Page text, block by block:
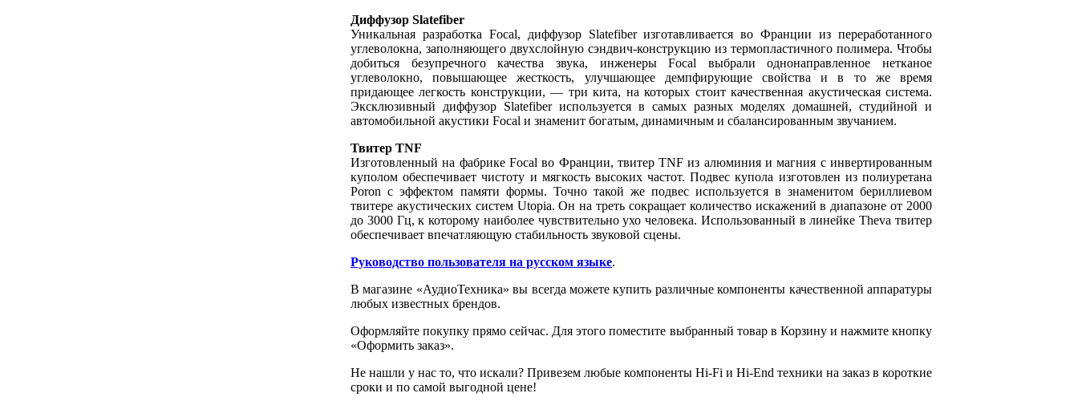
Диффузор Slatefiber
Уникальная разработка Focal, диффузор Slatefiber изготавливается во Франции из переработанного
углеволокна, заполняющего двухслойную сэндвич-конструкцию из термопластичного полимера. Чтобы
добиться безупречного качества звука, инженеры Focal выбрали однонаправленное нетканое
углеволокно, повышающее жесткость, улучшающее демпфирующие свойства и в то же время
придающее легкость конструкции, — три кита, на которых стоит качественная акустическая система.
Эксклюзивный диффузор Slatefiber используется в самых разных моделях домашней, студийной и
автомобильной акустики Focal и знаменит богатым, динамичным и сбалансированным звучанием.
Твитер TNF
Изготовленный на фабрике Focal во Франции, твитер TNF из алюминия и магния с инвертированным
куполом обеспечивает чистоту и мягкость высоких частот. Подвес купола изготовлен из полиуретана
Poron с эффектом памяти формы. Точно такой же подвес используется в знаменитом бериллиевом
твитере акустических систем Utopia. Он на треть сокращает количество искажений в диапазоне от 2000
до 3000 Гц, к которому наиболее чувствительно ухо человека. Использованный в линейке Theva твитер
обеспечивает впечатляющую стабильность звуковой сцены.
Руководство пользователя на русском языке.
В магазине «АудиоТехника» вы всегда можете купить различные компоненты качественной аппаратуры
любых известных брендов.
Оформляйте покупку прямо сейчас. Для этого поместите выбранный товар в Корзину и нажмите кнопку
«Оформить заказ».
Не нашли у нас то, что искали? Привезем любые компоненты Hi-Fi и Hi-End техники на заказ в короткие
сроки и по самой выгодной цене!